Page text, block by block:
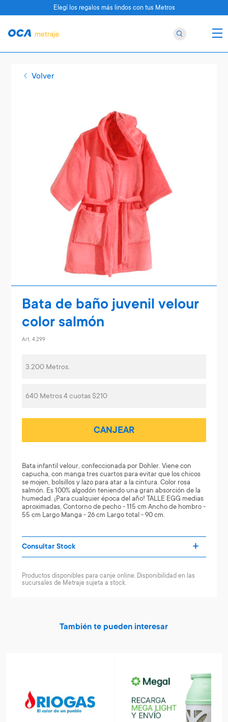
Volver
Bata de baño juvenil velour
color salmón
Art. 4.299
3.200 Metros.
640 Metros 4 cuotas $210
CANJEAR
Bata infantil velour, confeccionada por Dohler. Viene con
capucha, con manga tres cuartos para evitar que los chicos
se mojen, bolsillos y lazo para atar a la cintura. Color rosa
salmón. Es 100% algodón teniendo una gran absorción de la
humedad. ¡Para cualquier época del año! TALLE EGG medias
aproximadas, Contorno de pecho - 115 cm Ancho de hombro -
55 cm Largo Manga - 26 cm Largo total - 90 cm.
Consultar Stock
Productos disponibles para canje online. Disponibilidad en las
sucursales de Metraje sujeta a stock.
También te pueden interesar
Elegí los regalos más lindos con tus Metros